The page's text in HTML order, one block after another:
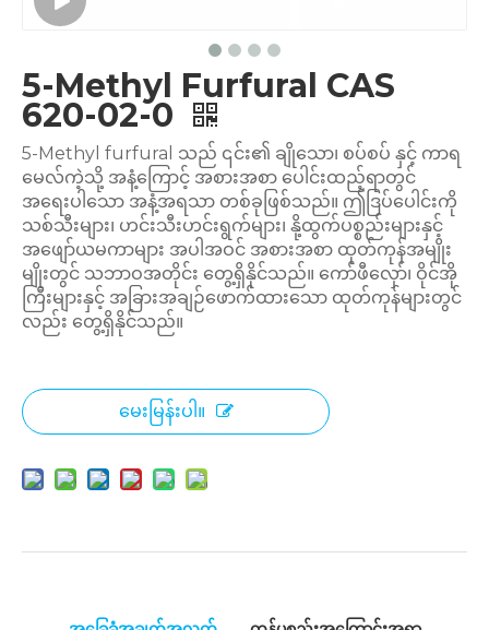
5-Methyl Furfural CAS
620-02-0
5-Methyl furfural သည် ၎င်း၏ ချိုသော၊ စပ်စပ် နှင့် ကာရ
မေလ်ကဲ့သို့ အနံ့ကြောင့် အစားအစာ ပေါင်းထည့်ရာတွင်
အရေးပါသော အနံ့အရသာ တစ်ခုဖြစ်သည်။ ဤဒြပ်ပေါင်းကို
သစ်သီးများ၊ ဟင်းသီးဟင်းရွက်များ၊ နို့ထွက်ပစ္စည်းများနှင့်
အဖျော်ယမကာများ အပါအဝင် အစားအစာ ထုတ်ကုန်အမျိုး
မျိုးတွင် သဘာဝအတိုင်း တွေ့ရှိနိုင်သည်။ ကော်ဖီလှော်၊ ဝိုင်အို
ကြီးများနှင့် အခြားအချဉ်ဖောက်ထားသော ထုတ်ကုန်များတွင်
လည်း တွေ့ရှိနိုင်သည်။
မေးမြန်းပါ။